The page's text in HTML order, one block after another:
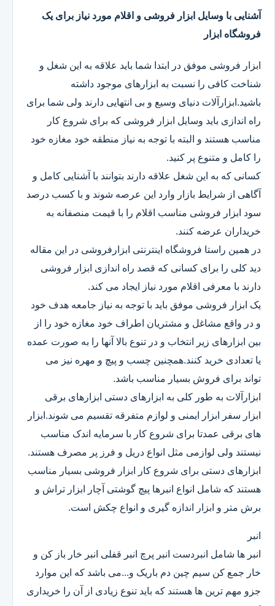
آشنایی با وسایل ابزار فروشی و اقلام مورد نیاز برای یک
فروشگاه ابزار
ابزار فروشی موفق در ابتدا شما باید علاقه به این شغل و
شناخت کافی را نسبت به ابزارهای موجود داشته
باشید.ابزارآلات دنیای وسیع و بی انتهایی دارند ولی شما برای
راه اندازی باید وسایل ابزار فروشی که برای شروع کار
مناسب هستند و البته با توجه به نیاز منطقه خود مغازه خود
را کامل و متنوع پر کنید.
کسانی که به این شغل علاقه دارند بتوانند با آشنایی کامل و
آگاهی از شرایط بازار وارد این عرصه شوند و با کسب درصد
سود ابزار فروشی مناسب اقلام را با قیمت منصفانه به
خریداران عرضه کنند.
در همین راستا فروشگاه اینترنتی ابزارفروشی در این مقاله
دید کلی را برای کسانی که قصد راه اندازی ابزار فروشی
دارند با معرفی اقلام مورد نیاز ایجاد می کند.
یک ابزار فروشی موفق باید با توجه به نیاز جامعه هدف خود
و در واقع مشاغل و مشتریان اطراف خود مغازه خود را از
بین ابزارهای زیر انتخاب و در تنوع بالا آنها را به صورت عمده
یا تعدادی خرید کنند.همچنین چسب و پیچ و مهره نیز می
تواند برای فروش بسیار مناسب باشد.
ابزارآلات به طور کلی به ابزارهای دستی ابزارهای برقی
ابزار سفر ابزار ایمنی و لوازم متفرقه تقسیم می شوند.ابزار
های برقی عمدتا برای شروع کار با سرمایه اندک مناسب
نیستند ولی لوازمی مثل انواع دریل و فرز پر مصرف هستند.
ابزارهای دستی برای شروع کار ابزار فروشی بسیار مناسب
هستند که شامل انواع انبرها پیچ گوشتی آچار ابزار تراش و
برش متر و ابزار اندازه گیری و انواع چکش است.
انبر
انبر ها شامل انبردست انبر پرچ انبر قفلی انبر خار باز کن و
خار جمع کن سیم چین دم باریک و...می باشد که این موارد
جزو مهم ترین ها هستند که باید تنوع زیادی از آن را خریداری